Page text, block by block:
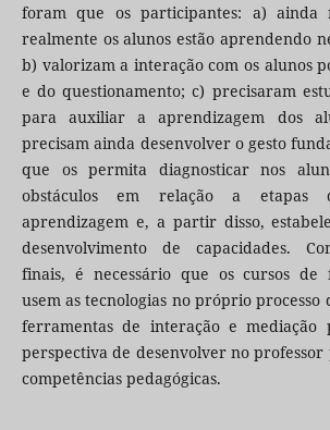
foram que os participantes: a) ainda
realmente os alunos estão aprendendo
b) valorizam a interação com os alunos
e do questionamento; c) precisaram
para auxiliar a aprendizagem dos
precisam ainda desenvolver o gesto
que os permita diagnosticar nos
obstáculos em relação a etapas
aprendizagem e, a partir disso,
desenvolvimento de capacidades.
finais, é necessário que os cursos de
usem as tecnologias no próprio processo
ferramentas de interação e mediação
perspectiva de desenvolver no
competências pedagógicas.